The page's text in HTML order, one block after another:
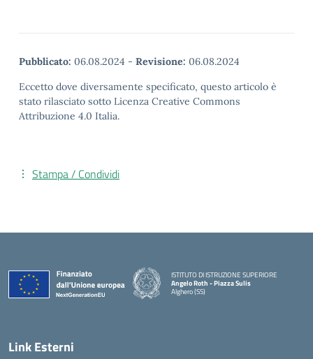
Pubblicato: 06.08.2024 - Revisione: 06.08.2024
Eccetto dove diversamente specificato, questo articolo è
stato rilasciato sotto Licenza Creative Commons
Attribuzione 4.0 Italia.
Stampa / Condividi
ISTITUTO DI ISTRUZIONE SUPERIORE
Angelo Roth - Piazza Sulis
Alghero (SS)
— Visita la pagina iniziale della scuola
Link Esterni